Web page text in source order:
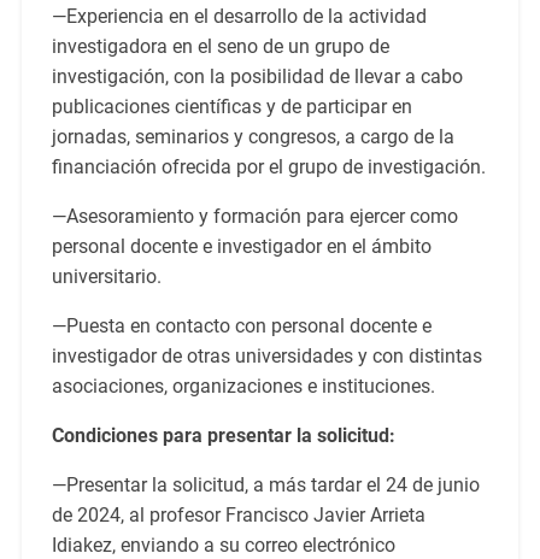
—Experiencia en el desarrollo de la actividad
investigadora en el seno de un grupo de
investigación, con la posibilidad de llevar a cabo
publicaciones científicas y de participar en
jornadas, seminarios y congresos, a cargo de la
financiación ofrecida por el grupo de investigación.
—Asesoramiento y formación para ejercer como
personal docente e investigador en el ámbito
universitario.
—Puesta en contacto con personal docente e
investigador de otras universidades y con distintas
asociaciones, organizaciones e instituciones.
Condiciones para presentar la solicitud:
—Presentar la solicitud, a más tardar el 24 de junio
de 2024, al profesor Francisco Javier Arrieta
Idiakez, enviando a su correo electrónico